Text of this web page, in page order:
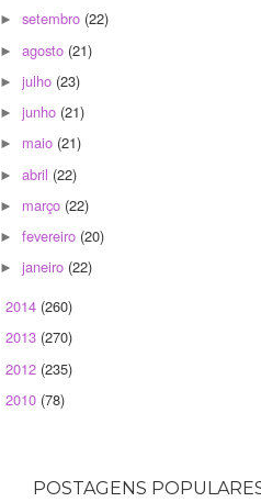
►setembro (22)
►agosto (21)
►julho (23)
►junho (21)
► maio (21)
►abril (22)
► março (22)
►fevereiro (20)
►janeiro (22)
2014 (260)
2013 (270)
2012 (235)
2010 (78)
POSTAGENS